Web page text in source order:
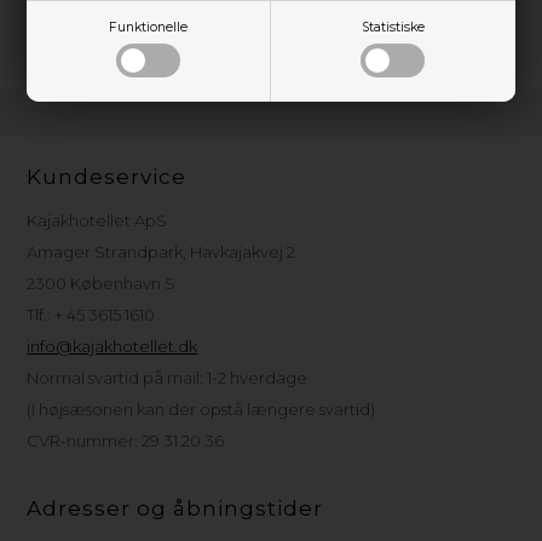
Funktionelle Statistiske
Kundeservice
Kajakhotellet ApS
Amager Strandpark, Havkajakvej 2
2300 København S
Tlf.: + 45 3615 1610
info@kajakhotellet.dk
Normal svartid på mail: 1-2 hverdage
(I højsæsonen kan der opstå længere svartid)
CVR-nummer: 29 31 20 36
Adresser og åbningstider